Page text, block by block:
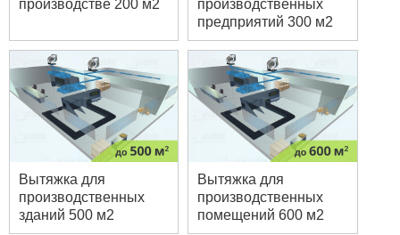
производстве 200 м2
производственных
предприятий 300 м2
Вытяжка для
производственных
зданий 500 м2
Вытяжка для
производственных
помещений 600 м2